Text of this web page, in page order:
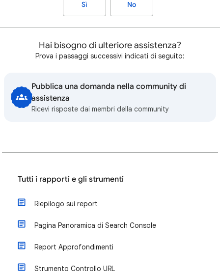
Sì No
Hai bisogno di ulteriore assistenza?
Prova i passaggi successivi indicati di seguito:
Pubblica una domanda nella community di
assistenza
Ricevi risposte dai membri della community
Tutti i rapporti e gli strumenti
Riepilogo sui report
Pagina Panoramica di Search Console
Report Approfondimenti
Strumento Controllo URL